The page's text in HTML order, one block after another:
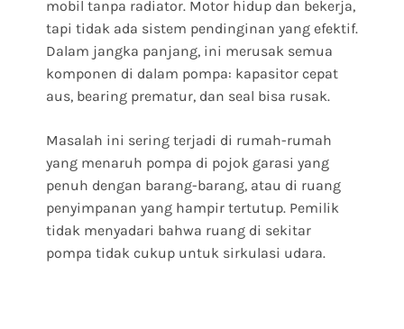
mobil tanpa radiator. Motor hidup dan bekerja,
tapi tidak ada sistem pendinginan yang efektif.
Dalam jangka panjang, ini merusak semua
komponen di dalam pompa: kapasitor cepat
aus, bearing prematur, dan seal bisa rusak.
Masalah ini sering terjadi di rumah-rumah
yang menaruh pompa di pojok garasi yang
penuh dengan barang-barang, atau di ruang
penyimpanan yang hampir tertutup. Pemilik
tidak menyadari bahwa ruang di sekitar
pompa tidak cukup untuk sirkulasi udara.